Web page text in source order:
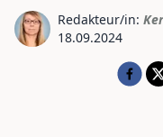
Redakteur/in:
18.09.2024